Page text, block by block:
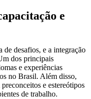
e
desafios, e a integração
dos principais
e experiências
no Brasil. Além disso,
e estereótipos
de trabalho.